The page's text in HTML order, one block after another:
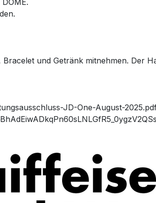
und Getränk mitnehmen. Der
JD-One-August-